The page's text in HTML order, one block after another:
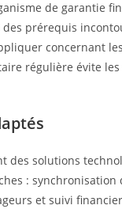
de garantie
prérequis
concernant
régulière évite
des solutions
:
et suivi